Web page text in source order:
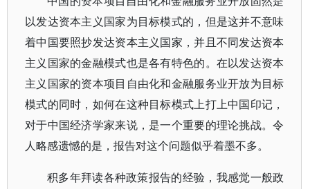
以发达资本主义国家为目标模式的，但是这并不意味
着中国要照抄发达资本主义国家，并且不同发达资本
主义国家的金融模式也是各有特色的。在以发达资本
主义国家的资本项目自由化和金融服务业开放为目标
模式的同时，如何在这种目标模式上打上中国印记，
对于中国经济学家来说，是一个重要的理论挑战。令
人略感遗憾的是，报告对这个问题似乎着墨不多。
积多年拜读各种政策报告的经验，我感觉一般政